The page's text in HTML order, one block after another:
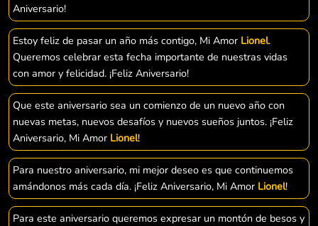
Aniversario!
Estoy feliz de pasar un año más contigo, Mi Amor Lionel.
Queremos celebrar esta fecha importante de nuestras vidas
con amor y felicidad. ¡Feliz Aniversario!
Que este aniversario sea un comienzo de un nuevo año con
nuevas metas, nuevos desafíos y nuevos sueños juntos. ¡Feliz
Aniversario, Mi Amor Lionel!
Para nuestro aniversario, mi mejor deseo es que continuemos
amándonos más cada día. ¡Feliz Aniversario, Mi Amor Lionel!
Para este aniversario queremos expresar un montón de besos y